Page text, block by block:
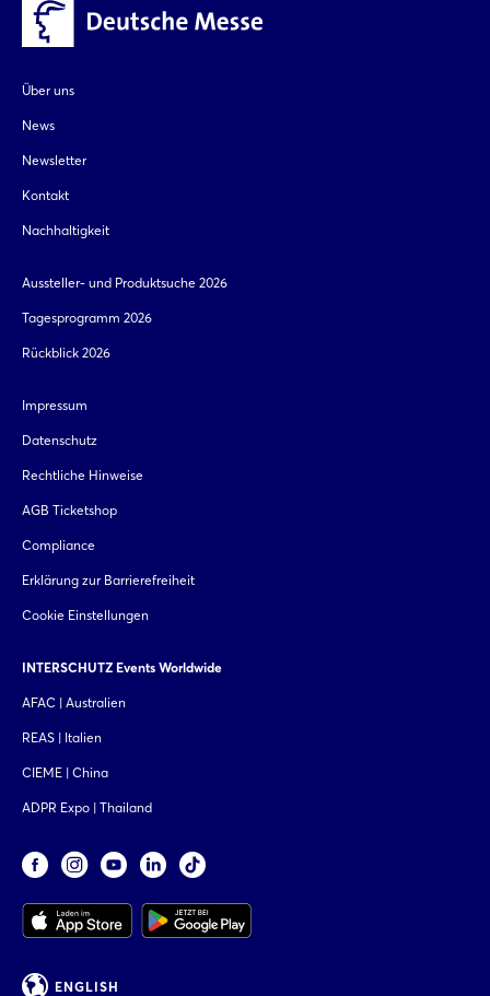
Über uns
News
Newsletter
Kontakt
Nachhaltigkeit
Aussteller- und Produktsuche 2026
Tagesprogramm 2026
Rückblick 2026
Impressum
Datenschutz
Rechtliche Hinweise
AGB Ticketshop
Compliance
Erklärung zur Barrierefreiheit
Cookie Einstellungen
INTERSCHUTZ Events Worldwide
AFAC | Australien
REAS | Italien
CIEME | China
ADPR Expo | Thailand
ENGLISH